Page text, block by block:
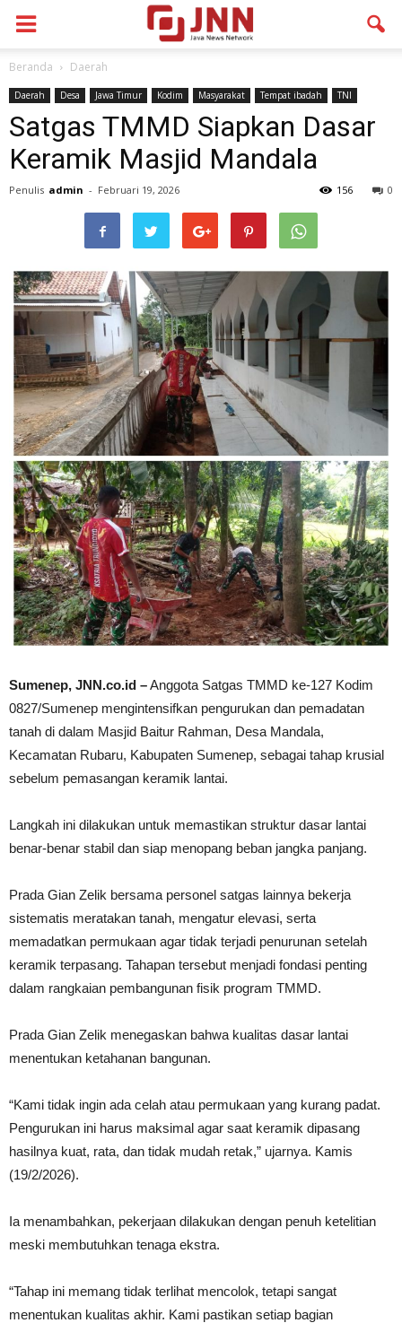
Beranda Daerah
Daerah Desa Jawa Timur Kodim Masyarakat Tempat ibadah TNI
Satgas TMMD Siapkan Dasar
Keramik Masjid Mandala
Penulis admin - Februari 19, 2026 0
156
Sumenep, JNN.co.id –Anggota Satgas TMMD ke-127 Kodim
0827/Sumenep mengintensifkan pengurukan dan pemadatan
tanah di dalam Masjid Baitur Rahman, Desa Mandala,
Kecamatan Rubaru, Kabupaten Sumenep, sebagai tahap krusial
sebelum pemasangan keramik lantai.
Langkah ini dilakukan untuk memastikan struktur dasar lantai
benar-benar stabil dan siap menopang beban jangka panjang.
Prada Gian Zelik bersama personel satgas lainnya bekerja
sistematis meratakan tanah, mengatur elevasi, serta
memadatkan permukaan agar tidak terjadi penurunan setelah
keramik terpasang. Tahapan tersebut menjadi fondasi penting
dalam rangkaian pembangunan fisik program TMMD.
Prada Gian Zelik menegaskan bahwa kualitas dasar lantai
menentukan ketahanan bangunan.
“Kami tidak ingin ada celah atau permukaan yang kurang padat.
Pengurukan ini harus maksimal agar saat keramik dipasang
hasilnya kuat, rata, dan tidak mudah retak,” ujarnya. Kamis
(19/2/2026).
Ia menambahkan, pekerjaan dilakukan dengan penuh ketelitian
meski membutuhkan tenaga ekstra.
“Tahap ini memang tidak terlihat mencolok, tetapi sangat
menentukan kualitas akhir. Kami pastikan setiap bagian